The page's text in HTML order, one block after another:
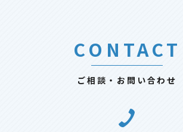
CONTACT
ご相談・お問い合わせ